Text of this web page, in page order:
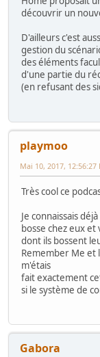
découvrir un
D'ailleurs c'est
gestion du
des éléments
d'une partie du
(en refusant des
playmoo
Mai 10, 2017, 12:56:27
Très cool ce
Je connaissais
bosse chez eux
dont ils bossent
Remember Me et
m'étais
fait exactement
si le système de
Gabora